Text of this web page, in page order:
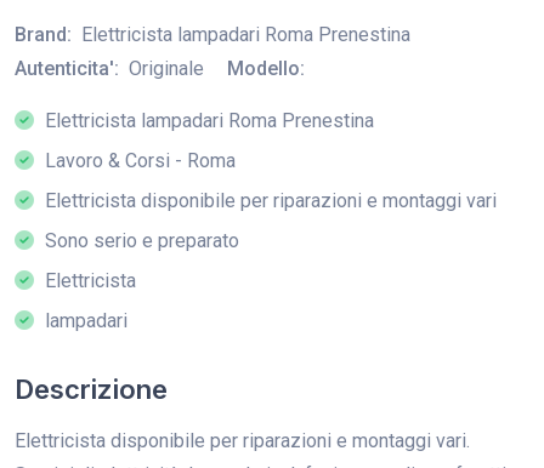
Brand: Elettricista lampadari Roma Prenestina
Autenticita': Originale Modello:
Elettricista lampadari Roma Prenestina
Lavoro & Corsi - Roma
Elettricista disponibile per riparazioni e montaggi vari
Sono serio e preparato
Elettricista
lampadari
Descrizione
Elettricista disponibile per riparazioni e montaggi vari.